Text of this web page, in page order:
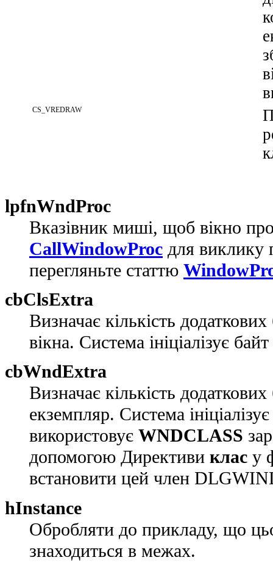
CS_VREDRAW
lpfnWndProc
Вказівник миші, щоб вікно
CallWindowProc для виклику
перегляньте статтю
cbClsExtra
Визначає кількість
вікна. Система ініціалізує
cbWndExtra
Визначає кількість
екземпляр. Система
використовує WNDCLASS
допомогою Директиви клас у
встановити цей член
hInstance
Обробляти до прикладу, що
знаходиться в межах.